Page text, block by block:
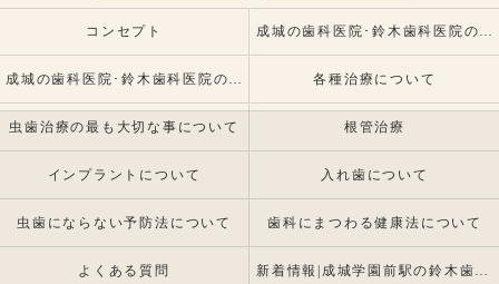
コンセプト 成城の歯科医院･鈴木歯科医院の口コミ情報
成城の歯科医院･鈴木歯科医院の患者様の声 各種治療について
虫歯治療の最も大切な事について 根管治療
インプラントについて 入れ歯について
虫歯にならない予防法について 歯科にまつわる健康法について
よくある質問 新着情報|成城学園前駅の鈴木歯科医院 |インプラント・入れ歯専門